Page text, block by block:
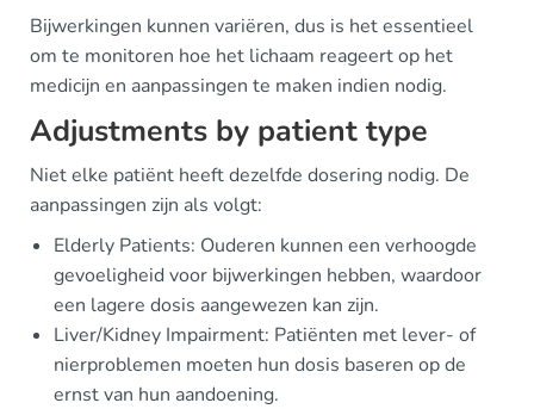
Bijwerkingen kunnen variëren, dus is het essentieel
om te monitoren hoe het lichaam reageert op het
medicijn en aanpassingen te maken indien nodig.
Adjustments by patient type
Niet elke patiënt heeft dezelfde dosering nodig. De
aanpassingen zijn als volgt:
Elderly Patients: Ouderen kunnen een verhoogde
gevoeligheid voor bijwerkingen hebben, waardoor
een lagere dosis aangewezen kan zijn.
Liver/Kidney Impairment: Patiënten met lever- of
nierproblemen moeten hun dosis baseren op de
ernst van hun aandoening.